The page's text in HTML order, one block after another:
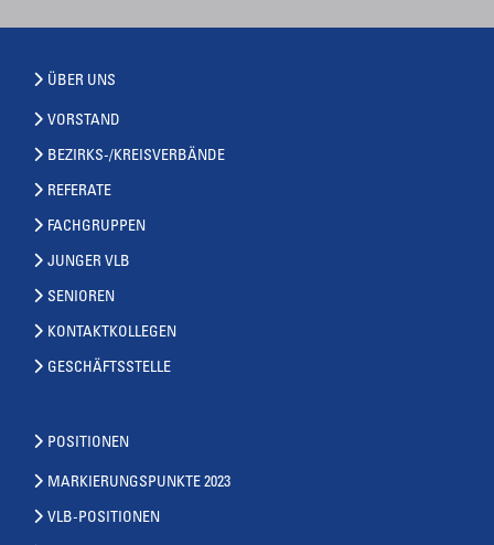
ÜBER UNS
VORSTAND
BEZIRKS-/KREISVERBÄNDE
REFERATE
FACHGRUPPEN
JUNGER VLB
SENIOREN
KONTAKTKOLLEGEN
GESCHÄFTSSTELLE
POSITIONEN
MARKIERUNGSPUNKTE 2023
VLB-POSITIONEN